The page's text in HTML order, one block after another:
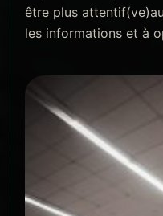
être plus
les informations et à